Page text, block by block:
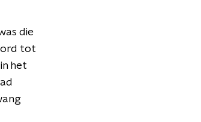
die
tot
het